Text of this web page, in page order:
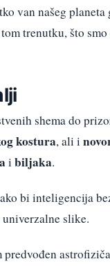
van našeg
trenutku, što
shema do
kostura, ali i
i biljaka.
bi inteligencija
slike.